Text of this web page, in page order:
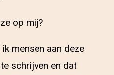
op mij?
mensen aan deze
schrijven en dat